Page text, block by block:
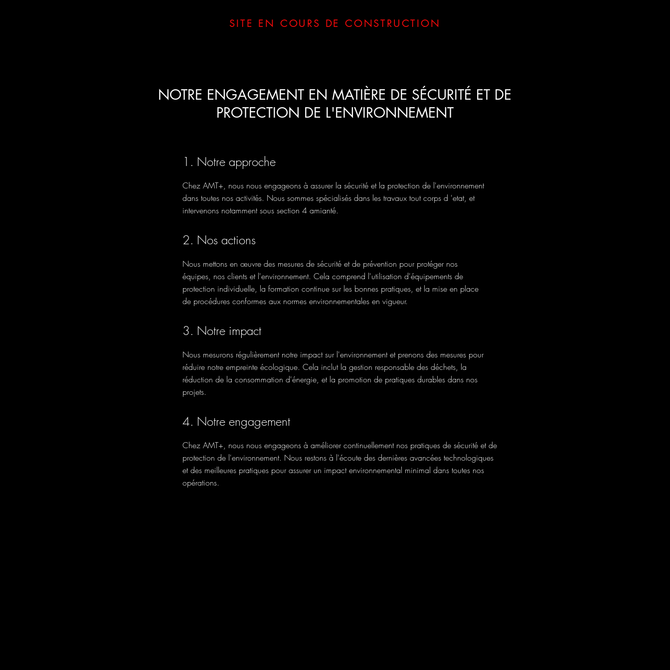
SITE EN COURS DE CONSTRUCTION
NOTRE ENGAGEMENT EN MATIÈRE DE SÉCURITÉ ET DE
PROTECTION DE L'ENVIRONNEMENT
1. Notre approche
Chez AMT+, nous nous engageons à assurer la sécurité et la protection de l'environnement
dans toutes nos activités. Nous sommes spécialisés dans les travaux tout corps d 'etat, et
intervenons notamment sous section 4 amianté.
2. Nos actions
Nous mettons en œuvre des mesures de sécurité et de prévention pour protéger nos
équipes, nos clients et l'environnement. Cela comprend l'utilisation d'équipements de
protection individuelle, la formation continue sur les bonnes pratiques, et la mise en place
de procédures conformes aux normes environnementales en vigueur.
3. Notre impact
Nous mesurons régulièrement notre impact sur l'environnement et prenons des mesures pour
réduire notre empreinte écologique. Cela inclut la gestion responsable des déchets, la
réduction de la consommation d'énergie, et la promotion de pratiques durables dans nos
projets.
4. Notre engagement
Chez AMT+, nous nous engageons à améliorer continuellement nos pratiques de sécurité et de
protection de l'environnement. Nous restons à l'écoute des dernières avancées technologiques
et des meilleures pratiques pour assurer un impact environnemental minimal dans toutes nos
opérations.